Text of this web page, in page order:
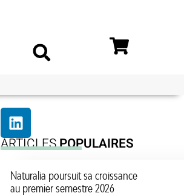
ARTICLESPOPULAIRES
Naturalia poursuit sa croissance
au premier semestre 2026